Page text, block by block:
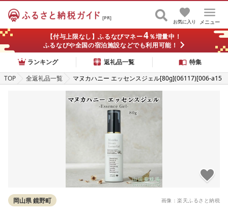
[PR]
メニュー
お気に入り
【付与上限なし】ふるなびマネー4％増量中！
ふるなびや全国の宿泊施設などでも利用可能！
ランキング
返礼品一覧
特集
TOP
全返礼品一覧
マヌカハニー エッセンスジェル[80g](06117)[006-a15
9][山田養蜂場] |マヌカハニー エッセンスジェル オー
ルインワンジェル 美容液ジェル スキンケア 保湿 コス
メ 岡山県 鏡野町
画像：楽天ふるさと納税
岡山県 鏡野町